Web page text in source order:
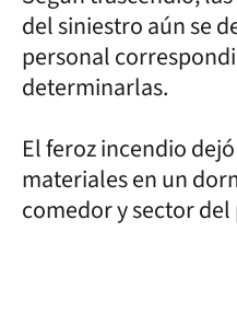
del siniestro aún se
personal
determinarlas.
El feroz incendio
materiales en un
comedor y sector